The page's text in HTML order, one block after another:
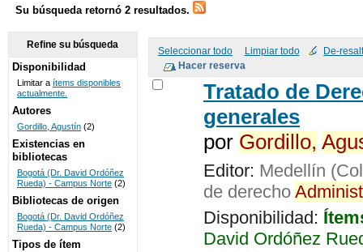
SISTEMAS
DE
BIBLIOTECAS
UNICOC
Su búsqueda retornó 2 resultados.
Seleccionar todo Limpiar todo De-
Tratado de
generales
por Gordillo,
Editor: Medellín
de derecho
Disponibilidad:
David Ordóñez
Refine su búsqueda
Disponibilidad
Limitar a ítems disponibles
actualmente.
Autores
Gordillo, Agustín (2)
Existencias en
bibliotecas
Bogotá (Dr. David Ordóñez
Rueda) - Campus Norte (2)
Bibliotecas de origen
Bogotá (Dr. David Ordóñez
Rueda) - Campus Norte (2)
Tipos de ítem